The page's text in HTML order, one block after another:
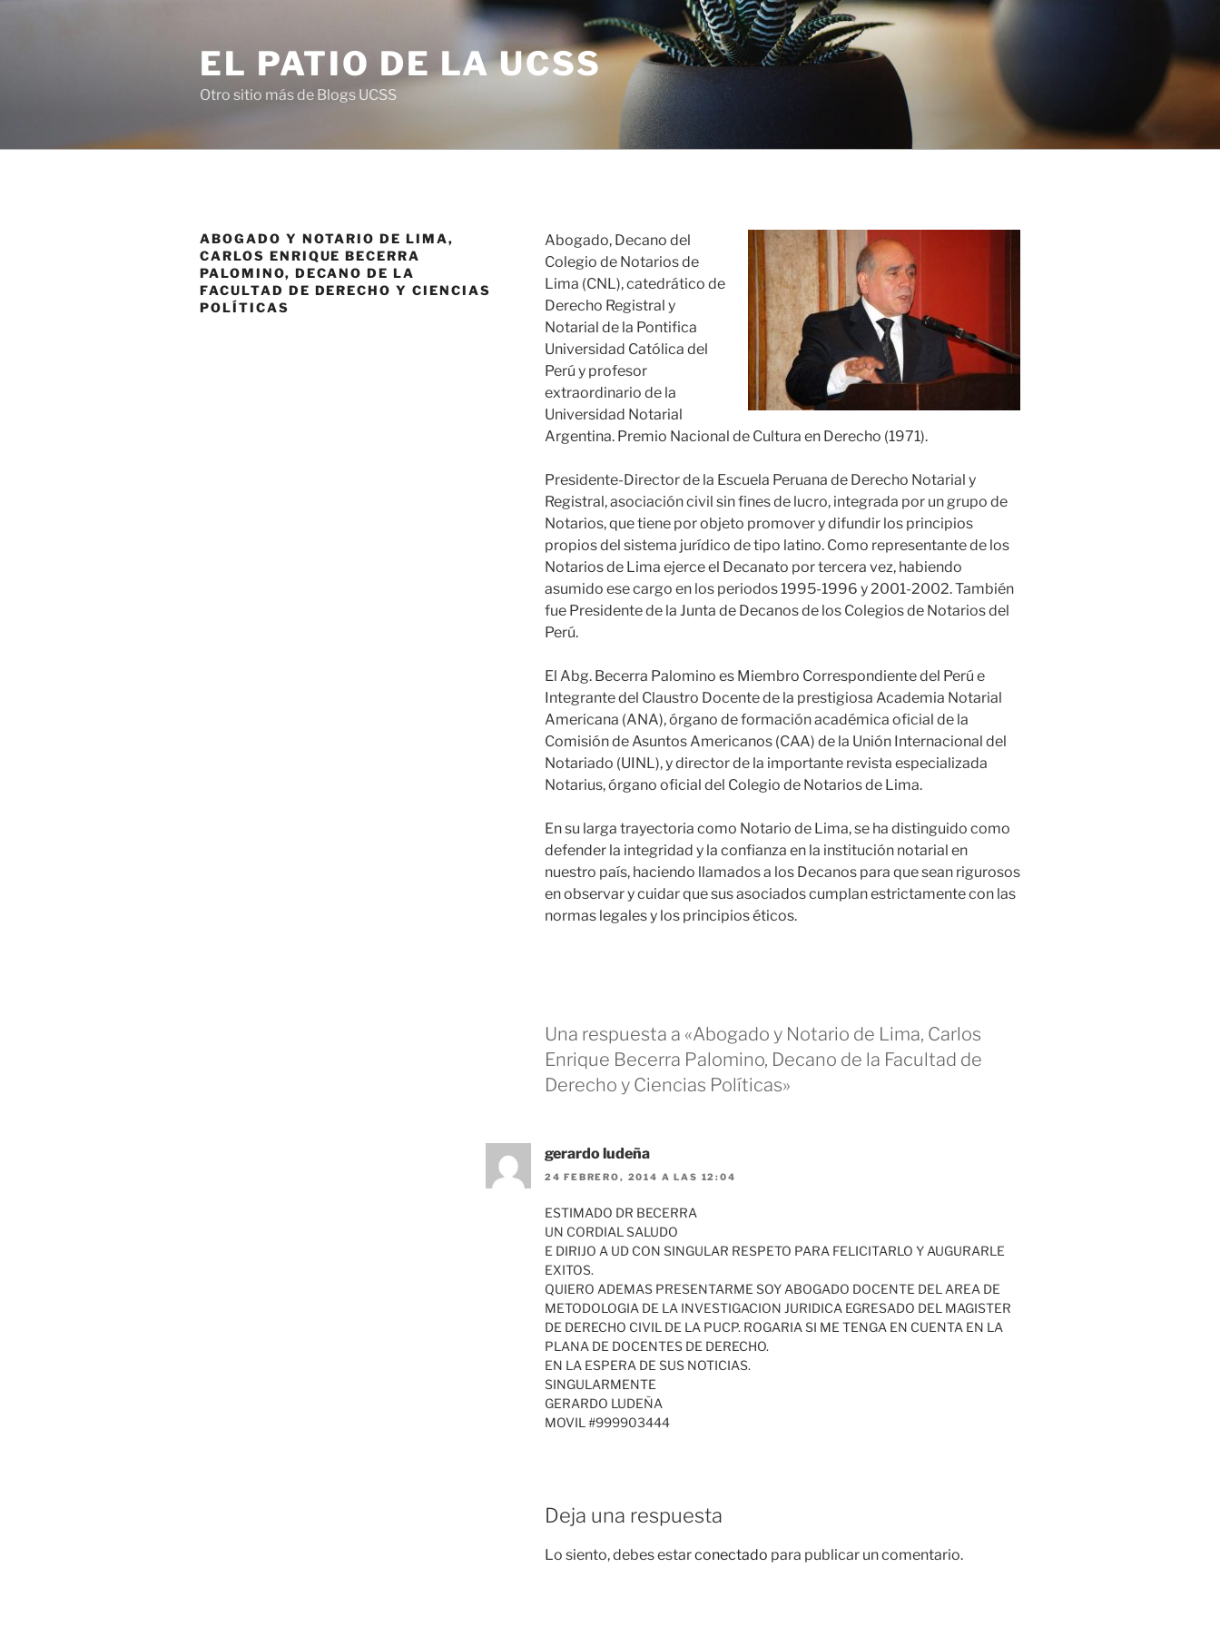
EL PATIO DE LA UCSS
Otro sitio más de Blogs UCSS
ABOGADO Y NOTARIO DE LIMA,
CARLOS ENRIQUE BECERRA
PALOMINO, DECANO DE LA
FACULTAD DE DERECHO Y CIENCIAS
POLÍTICAS
Abogado, Decano del
Colegio de Notarios de
Lima (CNL), catedrático de
Derecho Registral y
Notarial de la Pontifica
Universidad Católica del
Perú y profesor
extraordinario de la
Universidad Notarial
Argentina. Premio Nacional de Cultura en Derecho (1971).
Presidente-Director de la Escuela Peruana de Derecho Notarial y
Registral, asociación civil sin fines de lucro, integrada por un grupo de
Notarios, que tiene por objeto promover y difundir los principios
propios del sistema jurídico de tipo latino. Como representante de los
Notarios de Lima ejerce el Decanato por tercera vez, habiendo
asumido ese cargo en los periodos 1995-1996 y 2001-2002. También
fue Presidente de la Junta de Decanos de los Colegios de Notarios del
Perú.
El Abg. Becerra Palomino es Miembro Correspondiente del Perú e
Integrante del Claustro Docente de la prestigiosa Academia Notarial
Americana (ANA), órgano de formación académica oficial de la
Comisión de Asuntos Americanos (CAA) de la Unión Internacional del
Notariado (UINL), y director de la importante revista especializada
Notarius, órgano oficial del Colegio de Notarios de Lima.
En su larga trayectoria como Notario de Lima, se ha distinguido como
defender la integridad y la confianza en la institución notarial en
nuestro país, haciendo llamados a los Decanos para que sean rigurosos
en observar y cuidar que sus asociados cumplan estrictamente con las
normas legales y los principios éticos.
Una respuesta a «Abogado y Notario de Lima, Carlos
Enrique Becerra Palomino, Decano de la Facultad de
Derecho y Ciencias Políticas»
gerardo ludeña
24 FEBRERO, 2014 A LAS 12:04
ESTIMADO DR BECERRA
UN CORDIAL SALUDO
E DIRIJO A UD CON SINGULAR RESPETO PARA FELICITARLO Y AUGURARLE
EXITOS.
QUIERO ADEMAS PRESENTARME SOY ABOGADO DOCENTE DEL AREA DE
METODOLOGIA DE LA INVESTIGACION JURIDICA EGRESADO DEL MAGISTER
DE DERECHO CIVIL DE LA PUCP. ROGARIA SI ME TENGA EN CUENTA EN LA
PLANA DE DOCENTES DE DERECHO.
EN LA ESPERA DE SUS NOTICIAS.
SINGULARMENTE
GERARDO LUDEÑA
MOVIL #999903444
Deja una respuesta
Lo siento, debes estarconectado para publicar un comentario.